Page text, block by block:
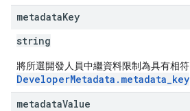
metadataKey
string
將所選開發人員中繼資料限制為具有相符
DeveloperMetadata.metadata_key
metadataValue